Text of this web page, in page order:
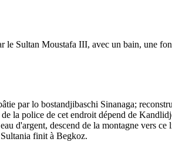
Sultan Moustafa III, avec un bain, une
par lo bostandjibaschi Sinanaga;
la police de cet endroit dépend de
d'argent, descend de la montagne vers
finit à Begkoz.